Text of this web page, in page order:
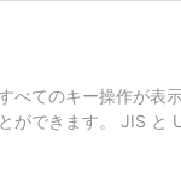
べてのキー操作が
ができます。 JIS